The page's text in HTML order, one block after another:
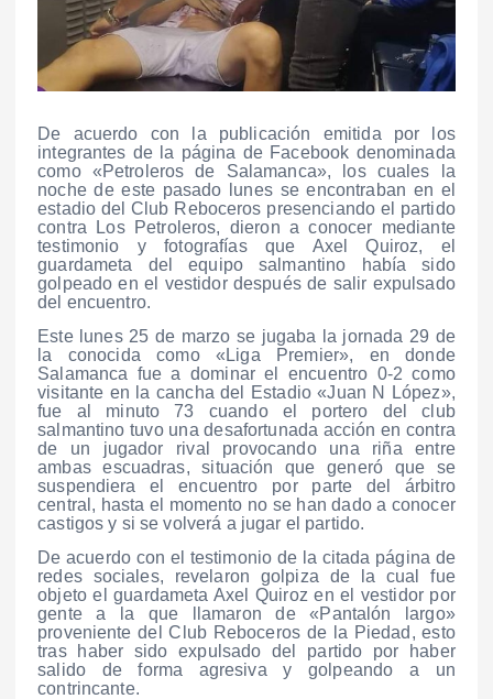
De acuerdo con la publicación emitida por los
integrantes de la página de Facebook denominada
como «Petroleros de Salamanca», los cuales la
noche de este pasado lunes se encontraban en el
estadio del Club Reboceros presenciando el partido
contra Los Petroleros, dieron a conocer mediante
testimonio y fotografías que Axel Quiroz, el
guardameta del equipo salmantino había sido
golpeado en el vestidor después de salir expulsado
del encuentro.
Este lunes 25 de marzo se jugaba la jornada 29 de
la conocida como «Liga Premier», en donde
Salamanca fue a dominar el encuentro 0-2 como
visitante en la cancha del Estadio «Juan N López»,
fue al minuto 73 cuando el portero del club
salmantino tuvo una desafortunada acción en contra
de un jugador rival provocando una riña entre
ambas escuadras, situación que generó que se
suspendiera el encuentro por parte del árbitro
central, hasta el momento no se han dado a conocer
castigos y si se volverá a jugar el partido.
De acuerdo con el testimonio de la citada página de
redes sociales, revelaron golpiza de la cual fue
objeto el guardameta Axel Quiroz en el vestidor por
gente a la que llamaron de «Pantalón largo»
proveniente del Club Reboceros de la Piedad, esto
tras haber sido expulsado del partido por haber
salido de forma agresiva y golpeando a un
contrincante.